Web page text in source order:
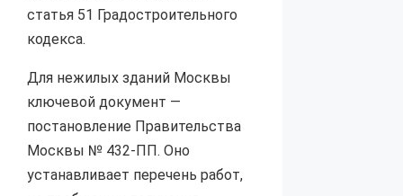
статья 51 Градостроительного
кодекса.
Для нежилых зданий Москвы
ключевой документ —
постановление Правительства
Москвы № 432-ПП. Оно
устанавливает перечень работ,